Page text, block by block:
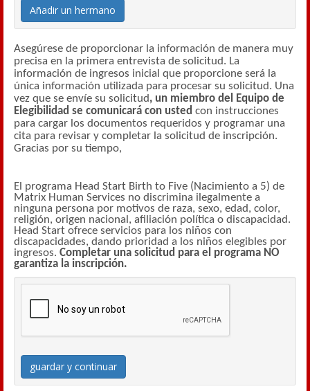
Añadir un hermano
Asegúrese de proporcionar la información de manera muy
precisa en la primera entrevista de solicitud. La
información de ingresos inicial que proporcione será la
única información utilizada para procesar su solicitud. Una
vez que se envíe su solicitud, un miembro del Equipo de
Elegibilidad se comunicará con usted con instrucciones
para cargar los documentos requeridos y programar una
cita para revisar y completar la solicitud de inscripción.
Gracias por su tiempo,
El programa Head Start Birth to Five (Nacimiento a 5) de
Matrix Human Services no discrimina ilegalmente a
ninguna persona por motivos de raza, sexo, edad, color,
religión, origen nacional, afiliación política o discapacidad.
Head Start ofrece servicios para los niños con
discapacidades, dando prioridad a los niños elegibles por
ingresos. Completar una solicitud para el programa NO
garantiza la inscripción.